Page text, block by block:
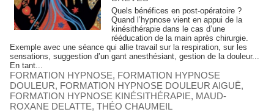
Quels bénéfices en post-opératoire ?
Quand l’hypnose vient en appui de la
kinésithérapie dans le cas d’une
rééducation de la main après chirurgie.
Exemple avec une séance qui allie travail sur la respiration, sur les
sensations, suggestion d’un gant anesthésiant, gestion de la douleur...
En tant...
FORMATION HYPNOSE, FORMATION HYPNOSE
DOULEUR, FORMATION HYPNOSE DOULEUR AIGUË,
FORMATION HYPNOSE KINÉSITHÉRAPIE, MAUD-
ROXANE DELATTE, THÉO CHAUMEIL